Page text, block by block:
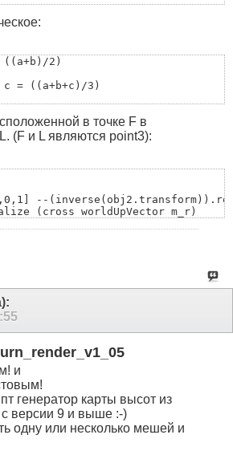
mult = 10.0
= (if (minimum a b)>c then c else
1 by -1 do
1 by -1 do
((a+b)/2)
c = ((a+b+c)/3)
в точке F в
(F и L являются point3):
--
(cross worldUpVector m_r)
rightVector upVector m_r L
и
генератор карты высот из
версии 9 и выше :-)
одну или несколько мешей и